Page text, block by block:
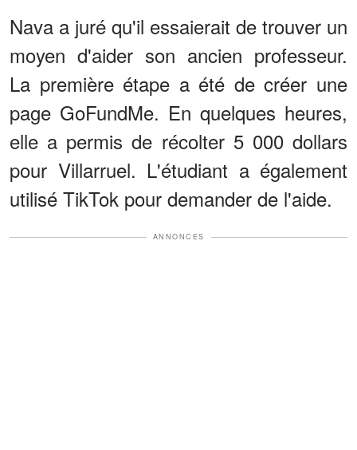
Nava a juré qu'il essaierait de trouver un
moyen d'aider son ancien professeur.
La première étape a été de créer une
page GoFundMe. En quelques heures,
elle a permis de récolter 5 000 dollars
pour Villarruel. L'étudiant a également
utilisé TikTok pour demander de l'aide.
ANNONCES